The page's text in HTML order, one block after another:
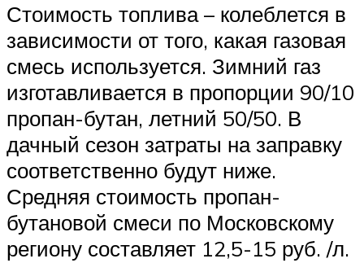
Стоимость топлива – колеблется в
зависимости от того, какая газовая
смесь используется. Зимний газ
изготавливается в пропорции 90/10
пропан-бутан, летний 50/50. В
дачный сезон затраты на заправку
соответственно будут ниже.
Средняя стоимость пропан-
бутановой смеси по Московскому
региону составляет 12,5-15 руб. /л.